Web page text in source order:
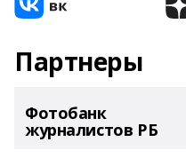
Партнеры
Фотобанк
журналистов РБ